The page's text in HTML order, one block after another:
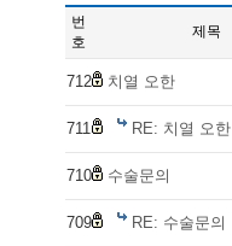
번
호
제목
712 치열 오한
711 RE: 치열 오한
710 수술문의
709 RE: 수술문의